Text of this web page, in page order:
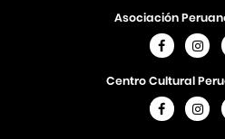
Asociación
Centro Cultural